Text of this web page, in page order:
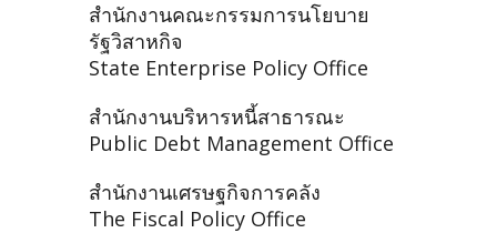
สำนักงานคณะกรรมการนโยบาย
รัฐวิสาหกิจ
State Enterprise Policy Office
สำนักงานบริหารหนี้สาธารณะ
Public Debt Management Office
สำนักงานเศรษฐกิจการคลัง
The Fiscal Policy Office